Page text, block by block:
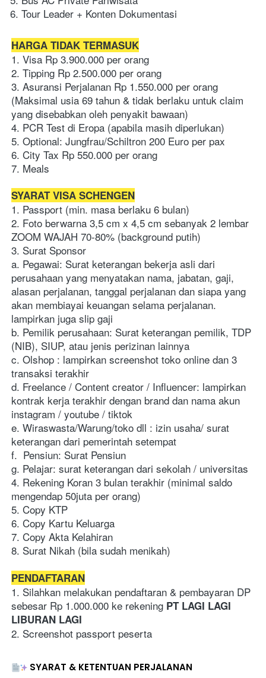
Tour Leader + Konten Dokumentasi
HARGA TIDAK TERMASUK
1. Visa Rp 3.900.000 per orang
2. Tipping Rp 2.500.000 per orang
3. Asuransi Perjalanan Rp 1.550.000 per orang
(Maksimal usia 69 tahun & tidak berlaku untuk claim
yang disebabkan oleh penyakit bawaan)
4. PCR Test di Eropa (apabila masih diperlukan)
5. Optional: Jungfrau/Schiltron 200 Euro per pax
6. City Tax Rp 550.000 per orang
7. Meals
SYARAT VISA SCHENGEN
1. Passport (min. masa berlaku 6 bulan)
2. Foto berwarna 3,5 cm x 4,5 cm sebanyak 2 lembar
ZOOM WAJAH 70-80% (background putih)
3. Surat Sponsor
a. Pegawai: Surat keterangan bekerja asli dari
perusahaan yang menyatakan nama, jabatan, gaji,
alasan perjalanan, tanggal perjalanan dan siapa yang
akan membiayai keuangan selama perjalanan.
lampirkan juga slip gaji
b. Pemilik perusahaan: Surat keterangan pemilik, TDP
(NIB), SIUP, atau jenis perizinan lainnya
c. Olshop : lampirkan screenshot toko online dan 3
transaksi terakhir
d. Freelance / Content creator / Influencer: lampirkan
kontrak kerja terakhir dengan brand dan nama akun
instagram / youtube / tiktok
e. Wiraswasta/Warung/toko dll : izin usaha/ surat
keterangan dari pemerintah setempat
f.  Pensiun: Surat Pensiun
g. Pelajar: surat keterangan dari sekolah / universitas
4. Rekening Koran 3 bulan terakhir (minimal saldo
mengendap 50juta per orang)
5. Copy KTP
6. Copy Kartu Keluarga
7. Copy Akta Kelahiran
8. Surat Nikah (bila sudah menikah)
PENDAFTARAN
1. Silahkan melakukan pendaftaran & pembayaran DP
sebesar Rp 1.000.000 ke rekening PT LAGI LAGI
LIBURAN LAGI
2. Screenshot passport peserta
SYARAT & KETENTUAN PERJALANAN